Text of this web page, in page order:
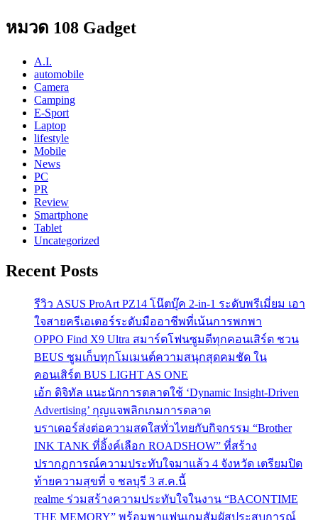
หมวด 108 Gadget
A.I.
automobile
Camera
Camping
E-Sport
Laptop
lifestyle
Mobile
News
PC
PR
Review
Smartphone
Tablet
Uncategorized
Recent Posts
รีวิว ASUS ProArt PZ14 โน๊ตบุ๊ค 2-in-1 ระดับพรีเมี่ยม เอา
ใจสายครีเอเตอร์ระดับมืออาชีพที่เน้นการพกพา
OPPO Find X9 Ultra สมาร์ตโฟนซูมดีทุกคอนเสิร์ต ชวน
BEUS ซูมเก็บทุกโมเมนต์ความสนุกสุดคมชัด ใน
คอนเสิร์ต BUS LIGHT AS ONE
เอ้ก ดิจิทัล แนะนักการตลาดใช้ ‘Dynamic Insight-Driven
Advertising’ กุญแจพลิกเกมการตลาด
บราเดอร์ส่งต่อความสดใสทั่วไทยกับกิจกรรม “Brother
INK TANK ที่อิ้งค์เลือก ROADSHOW” ที่สร้าง
ปรากฏการณ์ความประทับใจมาแล้ว 4 จังหวัด เตรียมปิด
ท้ายความสุขที่ จ ชลบุรี 3 ส.ค.นี้
realme ร่วมสร้างความประทับใจในงาน “BACONTIME
THE MEMORY” พร้อมพาแฟนเกมสัมผัสประสบการณ์